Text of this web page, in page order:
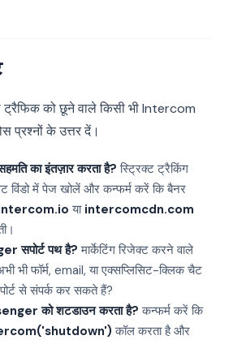
ट्रैफिक को छूने वाले किसी भी Intercom
प्रश्नों के उत्तर दें।
का इंतज़ार करता है? स्ट्रिक्ट ट्रैकिंग
विंडो में पेज खोलें और कन्फर्म करें कि बैनर
या intercomcdn.com
सपोर्ट पथ है? मार्केटिंग रिजेक्ट करने वाले
भी फॉर्म, email, या एक्सप्लिसिट-क्लिक चैट
से संपर्क कर सकते हैं?
को शटडाउन करता है? कन्फर्म करें कि
कॉल करता है और